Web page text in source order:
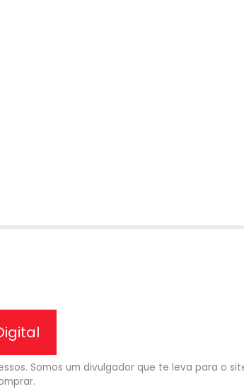
Somos um divulgador que te leva para